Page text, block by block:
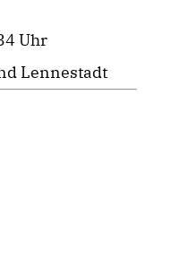
Uhr
Lennestadt